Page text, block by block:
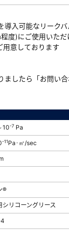
導入可能なリーク
度)にご使用いただ
用意しております
ましたら「お問い
10-7Pa
-11Pa･㎥/sec
®
シリコーングリース